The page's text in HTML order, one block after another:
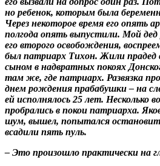
но ребенок, которым была
Через некоторое время его опять
полгода опять выпустили. Мой дед
его второго освобождения,
был патриарх Тихон. Жили
сыном в надвратных покоях
там же, где патриарх. Развязка
днем рождения прабабушки – на
ей исполнялось 25 лет. Несколько
пробрались в покои патриарха.
шум, вышел, попытался
всадили пять пуль.
– Это произошло практически на